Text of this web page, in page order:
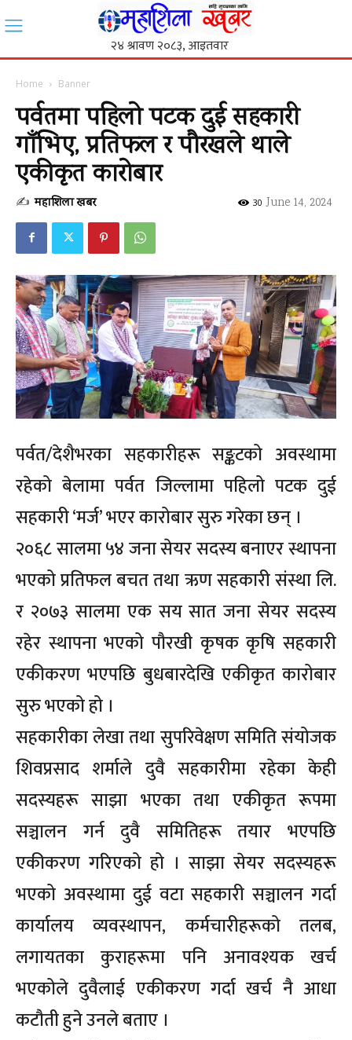
Home Banner
पर्वतमा पहिलो पटक दुई सहकारी
गाँभिए, प्रतिफल र पौरखले थाले
एकीकृत कारोबार
✍ महाशिला खबर June 14, 2024
30
पर्वत/देशैभरका सहकारीहरू सङ्कटको अवस्थामा
रहेको बेलामा पर्वत जिल्लामा पहिलो पटक दुई
सहकारी ‘मर्ज’ भएर कारोबार सुरु गरेका छन् ।
२०६८ सालमा ५४ जना सेयर सदस्य बनाएर स्थापना
भएको प्रतिफल बचत तथा ऋण सहकारी संस्था लि.
र २०७३ सालमा एक सय सात जना सेयर सदस्य
रहेर स्थापना भएको पौरखी कृषक कृषि सहकारी
एकीकरण भएपछि बुधबारदेखि एकीकृत कारोबार
सुरु भएको हो ।
सहकारीका लेखा तथा सुपरिवेक्षण समिति संयोजक
शिवप्रसाद शर्माले दुवै सहकारीमा रहेका केही
सदस्यहरू साझा भएका तथा एकीकृत रूपमा
सञ्चालन गर्न दुवै समितिहरू तयार भएपछि
एकीकरण गरिएको हो । साझा सेयर सदस्यहरू
भएको अवस्थामा दुई वटा सहकारी सञ्चालन गर्दा
कार्यालय व्यवस्थापन, कर्मचारीहरूको तलब,
लगायतका कुराहरूमा पनि अनावश्यक खर्च
भएकोले दुवैलाई एकीकरण गर्दा खर्च नै आधा
कटौती हुने उनले बताए ।